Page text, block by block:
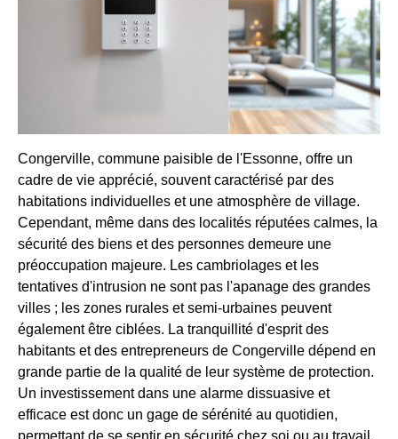
Congerville, commune paisible de l'Essonne, offre un
cadre de vie apprécié, souvent caractérisé par des
habitations individuelles et une atmosphère de village.
Cependant, même dans des localités réputées calmes, la
sécurité des biens et des personnes demeure une
préoccupation majeure. Les cambriolages et les
tentatives d'intrusion ne sont pas l'apanage des grandes
villes ; les zones rurales et semi-urbaines peuvent
également être ciblées. La tranquillité d'esprit des
habitants et des entrepreneurs de Congerville dépend en
grande partie de la qualité de leur système de protection.
Un investissement dans une alarme dissuasive et
efficace est donc un gage de sérénité au quotidien,
permettant de se sentir en sécurité chez soi ou au travail,